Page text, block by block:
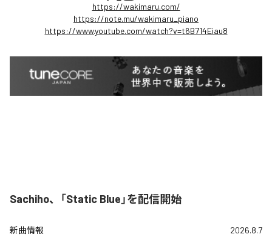
https://wakimaru.com/
https://note.mu/wakimaru_piano
https://www.youtube.com/watch?v=t6B714Eiau8
Sachiho、「Static Blue」を配信開始
新曲情報 2026.8.7